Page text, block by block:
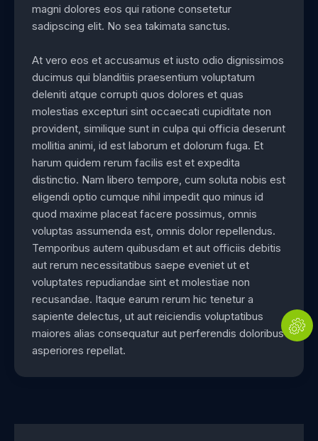
magni dolores eos qui ratione consetetur
sadipscing elit. No sea takimata sanctus.
At vero eos et accusamus et iusto odio dignissimos
ducimus qui blanditiis praesentium voluptatum
deleniti atque corrupti quos dolores et quas
molestias excepturi sint occaecati cupiditate non
provident, similique sunt in culpa qui officia deserunt
mollitia animi, id est laborum et dolorum fuga. Et
harum quidem rerum facilis est et expedita
distinctio. Nam libero tempore, cum soluta nobis est
eligendi optio cumque nihil impedit quo minus id
quod maxime placeat facere possimus, omnis
voluptas assumenda est, omnis dolor repellendus.
Temporibus autem quibusdam et aut officiis debitis
aut rerum necessitatibus saepe eveniet ut et
voluptates repudiandae sint et molestiae non
recusandae. Itaque earum rerum hic tenetur a
sapiente delectus, ut aut reiciendis voluptatibus
maiores alias consequatur aut perferendis doloribus
asperiores repellat.